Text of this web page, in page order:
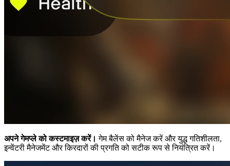
अपने गेमप्ले को कस्टमाइज़ करें। गेम बैलेंस को मैनेज करें और युद्ध गतिशीलता,
इन्वेंटरी मैनेजमेंट और किरदारों की प्रगति को सटीक रूप से नियंत्रित करें।